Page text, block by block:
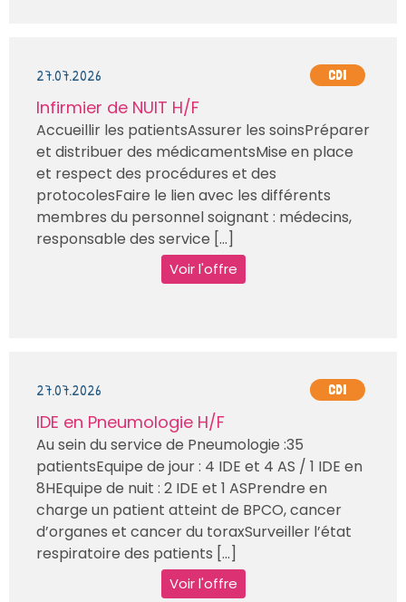
27.07.2026 CDI
Infirmier de NUIT H/F
Accueillir les patientsAssurer les soinsPréparer
et distribuer des médicamentsMise en place
et respect des procédures et des
protocolesFaire le lien avec les différents
membres du personnel soignant : médecins,
responsable des service [...]
Voir l'offre
27.07.2026 CDI
IDE en Pneumologie H/F
Au sein du service de Pneumologie :35
patientsEquipe de jour : 4 IDE et 4 AS / 1 IDE en
8HEquipe de nuit : 2 IDE et 1 ASPrendre en
charge un patient atteint de BPCO, cancer
d’organes et cancer du toraxSurveiller l’état
respiratoire des patients [...]
Voir l'offre